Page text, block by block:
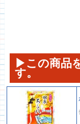
▶この商品
す。